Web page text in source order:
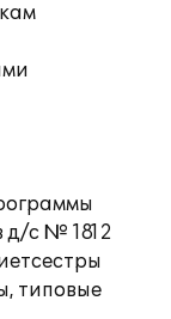
д/с № 1812
типовые